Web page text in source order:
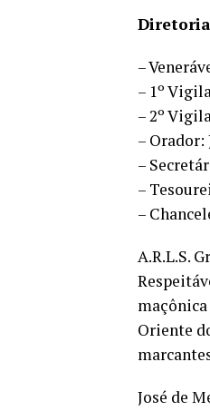
–
– 1º
– 2º
– Orador:
–
–
–
A.R.L.S.
Oriente
José de